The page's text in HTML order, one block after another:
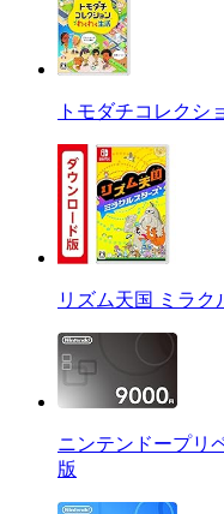
トモダチコレクシ
リズム天国 ミラク
ニンテンドープリ
版